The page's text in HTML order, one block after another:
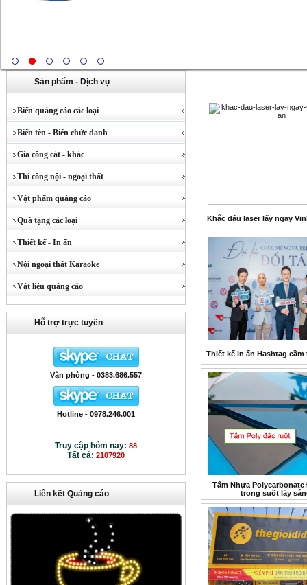
Sản phẩm - Dịch vụ
Biển quảng cáo các loại
Biển tên - Biển chức danh
Gia công cắt - khắc
Thi công nội - ngoại thất
Vật phẩm quảng cáo
Quà tặng các loại
Thiết kế - In ấn
Nội ngoại thất Karaoke
Vật liệu quảng cáo
Hỗ trợ trực tuyến
Văn phòng - 0383.686.557
Hotline - 0978.246.001
Truy cập hôm nay: 88
Tất cả: 2107920
Liên kết Quảng cáo
Khắc dấu laser lấy ngay
Thiết kế in ấn Hashtag cầm
Tấm Nhựa Polycarbonate
trong suốt lấy